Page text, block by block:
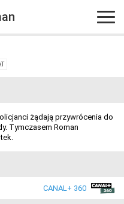
żądają przywrócenia do
Tymczasem Roman
CANAL+ 360